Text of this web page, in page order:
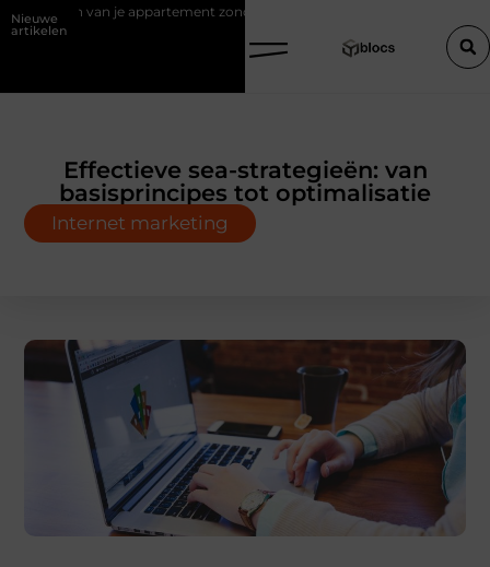
Nieuwe
artikelen
je appartement zonder makelaar
Effectieve sea-strategieën: van
basisprincipes tot optimalisatie
Internet marketing